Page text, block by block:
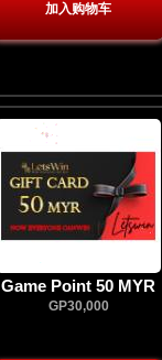
加入购物车
Game Point 50 MYR
GP30,000